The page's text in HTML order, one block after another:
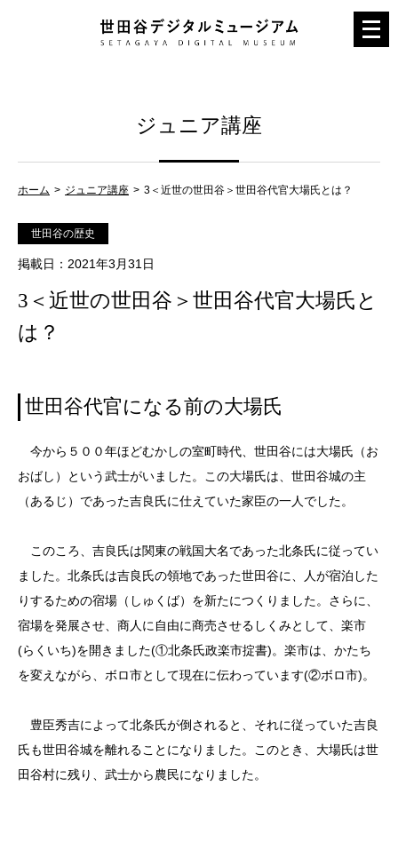
メ
ニ
ジュニア講座
ホーム ジュニア講座 3＜近世の世田谷＞世田谷代官大場氏とは？
世田谷の歴史
掲載日 ：2021年3月31日
3＜近世の世田谷＞世田谷代官大場氏と
は？
世田谷代官になる前の大場氏
今から５００年ほどむかしの室町時代、世田谷には大場氏（お
おばし）という武士がいました。この大場氏は、世田谷城の主
（あるじ）であった吉良氏に仕えていた家臣の一人でした。
このころ、吉良氏は関東の戦国大名であった北条氏に従ってい
ました。北条氏は吉良氏の領地であった世田谷に、人が宿泊した
りするための宿場（しゅくば）を新たにつくりました。さらに、
宿場を発展させ、商人に自由に商売させるしくみとして、楽市
(らくいち)を開きました(①北条氏政楽市掟書)。楽市は、かたち
を変えながら、ボロ市として現在に伝わっています(②ボロ市)。
豊臣秀吉によって北条氏が倒されると、それに従っていた吉良
氏も世田谷城を離れることになりました。このとき、大場氏は世
田谷村に残り、武士から農民になりました。